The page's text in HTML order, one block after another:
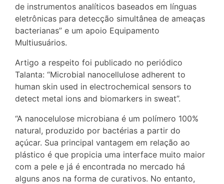
de instrumentos analíticos baseados em línguas
eletrônicas para detecção simultânea de ameaças
bacterianas” e um apoio Equipamento
Multiusuários.
Artigo a respeito foi publicado no periódico
Talanta: “Microbial nanocellulose adherent to
human skin used in electrochemical sensors to
detect metal ions and biomarkers in sweat”.
“A nanocelulose microbiana é um polímero 100%
natural, produzido por bactérias a partir do
açúcar. Sua principal vantagem em relação ao
plástico é que propicia uma interface muito maior
com a pele e já é encontrada no mercado há
alguns anos na forma de curativos. No entanto,